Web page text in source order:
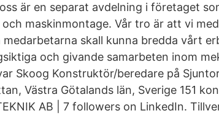
är en separat avdelning i företaget
maskinmontage. Vår tro är att vi
skall kunna bredda vårt
och givande samarbeten inom
Skoog Konstruktör/beredare på
Västra Götalands län, Sverige 151
AB | 7 followers on LinkedIn.